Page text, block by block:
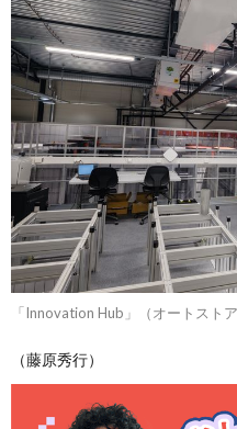
「Innovation Hub」（オートストア
（藤原秀行）